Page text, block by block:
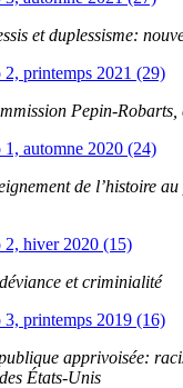
et duplessisme:
printemps 2021 (29)
Pepin-Robarts,
automne 2020 (24)
de l’histoire
2, hiver 2020 (15)
et criminialité
printemps 2019 (16)
apprivoisée:
États-Unis